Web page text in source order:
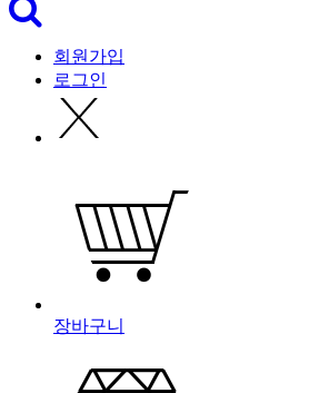
회원가입
로그인
장바구니